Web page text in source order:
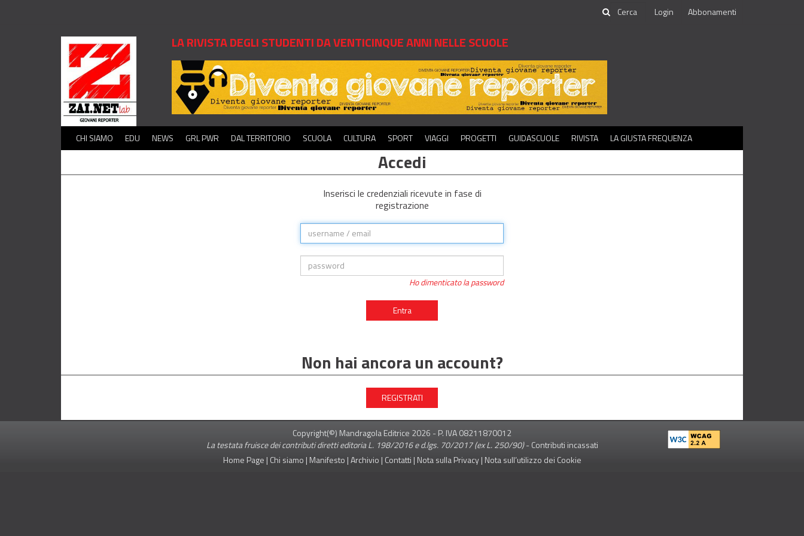
Login Abbonamenti
LA RIVISTA DEGLI STUDENTI DA VENTICINQUE ANNI NELLE SCUOLE
CHI SIAMO EDU NEWS GRL PWR DAL TERRITORIO SCUOLA CULTURA SPORT VIAGGI PROGETTI GUIDASCUOLE RIVISTA LA GIUSTA FREQUENZA
Accedi
Inserisci le credenziali ricevute in fase di
registrazione
Ho dimenticato la password
Entra
Non hai ancora un account?
REGISTRATI
Copyright(©) Mandragola Editrice 2026 - P. IVA 08211870012
La testata fruisce dei contributi diretti editoria L. 198/2016 e d.lgs. 70/2017 (ex L. 250/90)-Contributi incassati
Home Page | Chi siamo | Manifesto |Archivio | Contatti | Nota sulla Privacy| Nota sull’utilizzo dei Cookie